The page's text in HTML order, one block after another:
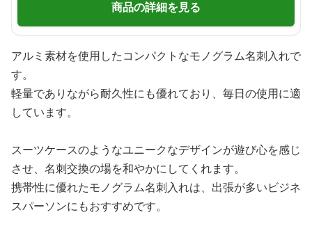
商品の詳細を見る
アルミ素材を使用したコンパクトなモノグラム名刺入れで
す。
軽量でありながら耐久性にも優れており、毎日の使用に適
しています。
スーツケースのようなユニークなデザインが遊び心を感じ
させ、名刺交換の場を和やかにしてくれます。
携帯性に優れたモノグラム名刺入れは、出張が多いビジネ
スパーソンにもおすすめです。